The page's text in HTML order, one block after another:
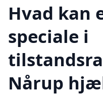
Hvad kan
speciale i
Nårup